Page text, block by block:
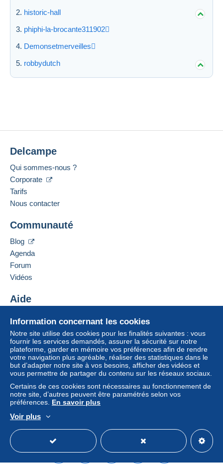
historic-hall
phiphi-la-brocante311902
Demonsetmerveilles
robbydutch
Information concernant les cookies
Notre site utilise des cookies pour les finalités suivantes : vous
fournir les services demandés, assurer la sécurité sur notre
plateforme, garder en mémoire vos préférences afin de rendre
votre navigation plus agréable, réaliser des statistiques dans le
but d’adapter notre site à vos besoins, afficher des vidéos et
vous permettre de partager du contenu sur les réseaux sociaux.
Certains de ces cookies sont nécessaires au fonctionnement de
notre site, d’autres peuvent être paramétrés selon vos
préférences. En savoir plus
Voir plus
Delcampe
Qui sommes-nous ?
Corporate
Tarifs
Nous contacter
Communauté
Blog
Agenda
Forum
Vidéos
Aide
Acheter sur Delcampe
Vendre sur Delcampe
Un site sécurisé